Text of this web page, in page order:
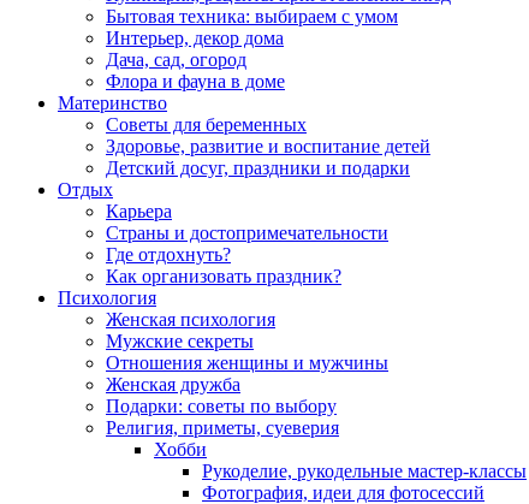
Бытовая техника: выбираем с умом
Интерьер, декор дома
Дача, сад, огород
Флора и фауна в доме
Материнство
Советы для беременных
Здоровье, развитие и воспитание детей
Детский досуг, праздники и подарки
Отдых
Карьера
Страны и достопримечательности
Где отдохнуть?
Как организовать праздник?
Психология
Женская психология
Мужские секреты
Отношения женщины и мужчины
Женская дружба
Подарки: советы по выбору
Религия, приметы, суеверия
Хобби
Рукоделие, рукодельные мастер-классы
Фотография, идеи для фотосессий